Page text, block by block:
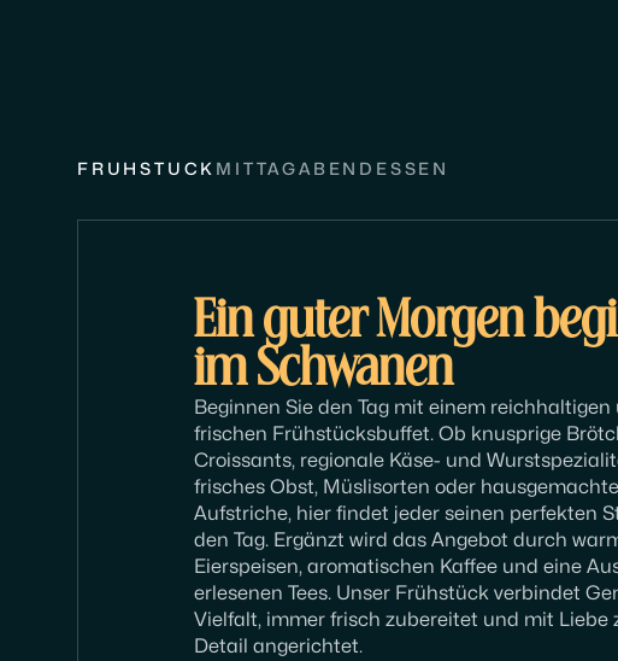
FRÜHSTÜCK MITTAGABENDESSEN
Ein guter Morgen
im Schwanen
Beginnen Sie den Tag mit einem reichhaltigen
frischen Frühstücksbuffet. Ob knusprige
Croissants, regionale Käse- und
frisches Obst, Müslisorten oder hausgemachte
Aufstriche, hier findet jeder seinen perfekten
den Tag. Ergänzt wird das Angebot durch
Eierspeisen, aromatischen Kaffee und eine
erlesenen Tees. Unser Frühstück verbindet
Vielfalt, immer frisch zubereitet und mit Liebe
Detail angerichtet.